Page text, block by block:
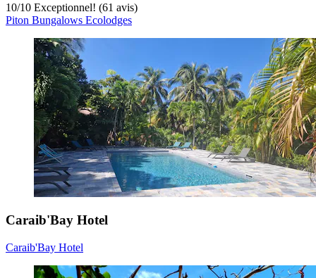
10/10 Exceptionnel! (61 avis)
Piton Bungalows Ecolodges
Caraib'Bay Hotel
Caraib'Bay Hotel